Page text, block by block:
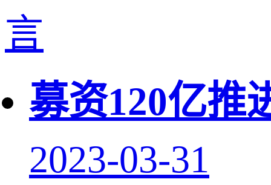
募资120亿推
2023-03-31